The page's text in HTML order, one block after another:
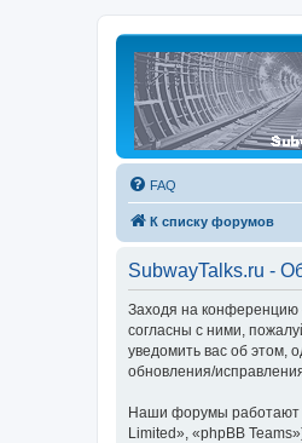
FAQ
К списку форумов
SubwayTalks.ru -
Заходя на конференцию
согласны с ними,
уведомить вас об этом,
обновления/
Наши форумы работают
Limited», «phpBB